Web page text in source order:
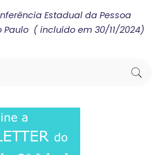
Estadual da Pessoa
Paulo ( incluído em 30/11/2024)